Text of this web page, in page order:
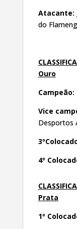
Atacante:
do
Ouro
Campeão:
Vice
Desportos
4º
Prata
1º